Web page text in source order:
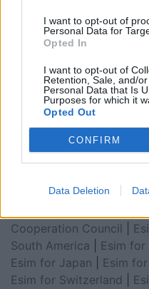
I want to opt-out of
Personal Data for
Opted In
I want to opt-out of
Retention, Sale, and/
Personal Data that Is
Purposes for which it
Opted Out
CONFIRM
Data Deletion
Esim for Global|Esim
Esim for USA|
for Turkey|Esim for
Esim for World
Arabia|Esim for Egypt|
for China| Esim for
Cooperation Council
South America
Esim for
Esim for Japan
Esim
Esim for Switzerland